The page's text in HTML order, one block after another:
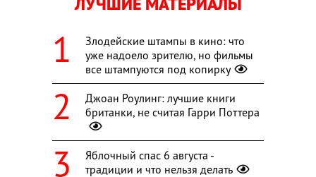
Злодейские штампы в кино: что
уже надоело зрителю, но фильмы
все штампуются под копирку
Джоан Роулинг: лучшие книги
британки, не считая Гарри Поттера
Яблочный спас 6 августа -
традиции и что нельзя делать